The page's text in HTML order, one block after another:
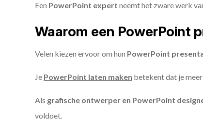
Een PowerPoint expert neemt het zware werk
Waarom een PowerPoint
Velen kiezen ervoor om hun PowerPoint
Je PowerPoint laten maken betekent dat je
Als grafische ontwerper en PowerPoint
voldoet.